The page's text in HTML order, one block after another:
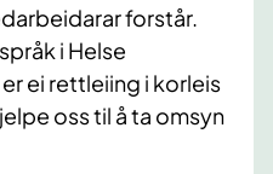
forstår.
i Helse
ei rettleiing i korleis
oss til å ta omsyn